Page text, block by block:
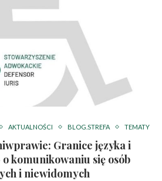
AKTUALNOŚCI BLOG.STREFA TEMATY
Granice języka i
komunikowaniu się osób
i niewidomych